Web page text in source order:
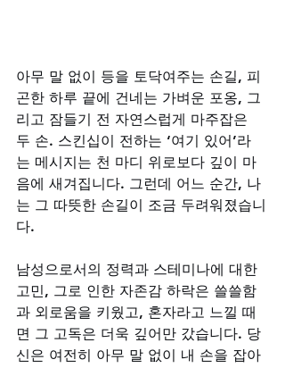
아무 말 없이 등을 토닥여주는 손길, 피
곤한 하루 끝에 건네는 가벼운 포옹, 그
리고 잠들기 전 자연스럽게 마주잡은
두 손. 스킨십이 전하는 ‘여기 있어’라
는 메시지는 천 마디 위로보다 깊이 마
음에 새겨집니다. 그런데 어느 순간, 나
는 그 따뜻한 손길이 조금 두려워졌습니
다.
남성으로서의 정력과 스테미나에 대한
고민, 그로 인한 자존감 하락은 쓸쓸함
과 외로움을 키웠고, 혼자라고 느낄 때
면 그 고독은 더욱 깊어만 갔습니다. 당
신은 여전히 아무 말 없이 내 손을 잡아